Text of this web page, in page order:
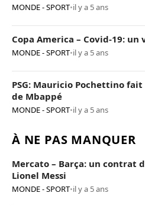
MONDE - SPORT•il y a 5 ans
Copa America – Covid-19:
MONDE - SPORT•il y a 5 ans
PSG: Mauricio Pochettino
de Mbappé
MONDE - SPORT•il y a 5 ans
À NE PAS MANQUER
Mercato – Barça: un contrat
Lionel Messi
MONDE - SPORT•il y a 5 ans